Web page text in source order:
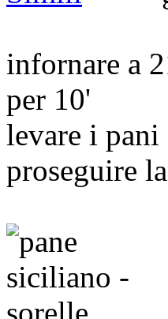
infornare a
per 10'
levare i
proseguire